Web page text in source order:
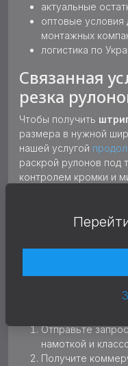
актуальные
оптовые условия
монтажных
логистика по
Связанная
резка
Чтобы получить
размера в нужной
нашей услугой
раскрой рулонов под
контролем кромки и
Как купить
Для расчёта
отделом продаж или
Менеджер проверит
Отправьте
намоткой и
Получите